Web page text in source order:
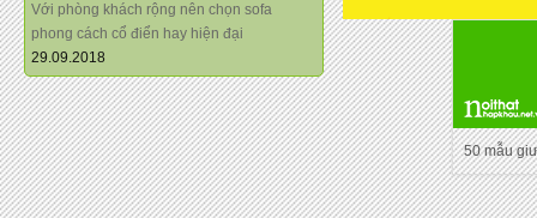
Với phòng khách rộng nên chọn sofa
phong cách cổ điển hay hiện đại
29.09.2018
50 mẫu